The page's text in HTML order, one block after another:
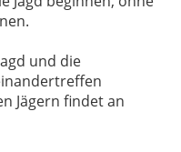
und die
Jägern findet an